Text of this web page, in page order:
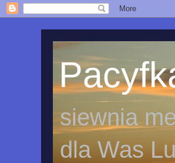
siewnia
dla Was